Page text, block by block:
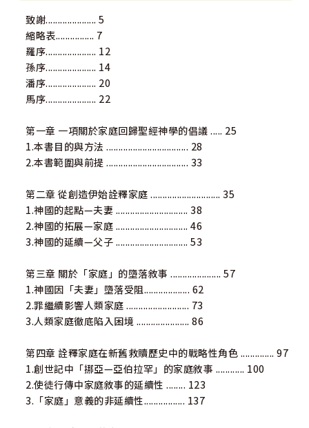
致謝..................... 5
縮略表................ 7
羅序..................... 12
孫序..................... 14
潘序..................... 20
馬序..................... 22
第一章 一項關於家庭回歸聖經神學的倡議 ..... 25
1.本書目的與方法 .................................. 28
2.本書範圍與前提 .................................. 33
第二章 從創造伊始詮釋家庭 ............................. 35
1.神國的起點—夫妻 .............................. 38
2.神國的拓展—家庭 .............................. 46
3.神國的延續—父子 .............................. 53
第三章 關於「家庭」的墮落敘事 ..................... 57
1.神國因「夫妻」墮落受阻................... 62
2.罪繼續影響人類家庭 .......................... 73
3.人類家庭徹底陷入困境 ...................... 86
第四章 詮釋家庭在新舊救贖歷史中的戰略性角色 .............. 97
1.創世記中「挪亞—亞伯拉罕」的家庭敘事 ............ 100
2.使徒行傳中家庭敘事的延續性 ........ 123
3.「家庭」意義的非延續性................. 137